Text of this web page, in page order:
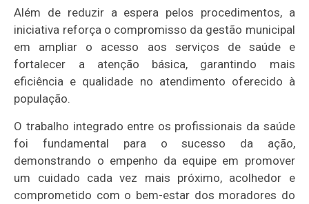
Além de reduzir a espera pelos procedimentos, a
iniciativa reforça o compromisso da gestão municipal
em ampliar o acesso aos serviços de saúde e
fortalecer a atenção básica, garantindo mais
eficiência e qualidade no atendimento oferecido à
população.
O trabalho integrado entre os profissionais da saúde
foi fundamental para o sucesso da ação,
demonstrando o empenho da equipe em promover
um cuidado cada vez mais próximo, acolhedor e
comprometido com o bem-estar dos moradores do